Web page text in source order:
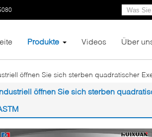
Produkte Videos Über
öffnen Sie sich sterben quadratischer
öffnen Sie sich sterben